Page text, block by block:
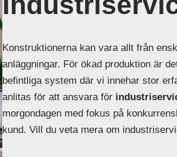
Konstruktionerna kan vara allt från
anläggningar. För ökad produktion är
befintliga system där vi innehar stor
anlitas för att ansvara för
morgondagen med fokus på
kund. Vill du veta mera om